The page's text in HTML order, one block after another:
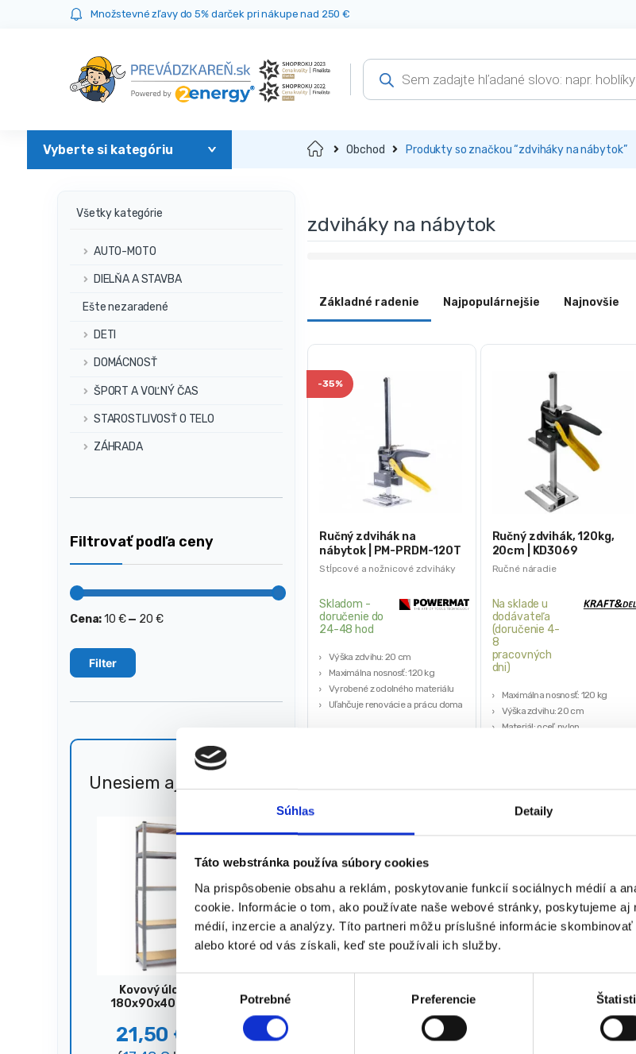
Súhlas Detaily
Táto webstránka používa súbory cookies
Na prispôsobenie obsahu a reklám, poskytovanie funkcií sociálnych médií a
cookie. Informácie o tom, ako používate naše webové stránky, poskytujeme
médií, inzercie a analýzy. Títo partneri môžu príslušné informácie
alebo ktoré od vás získali, keď ste používali ich služby.
e
Potrebné Preferencie
Množstevné zľavy do 5% darček pri nákupe nad 250 €
Products
search
Domov Obchod Produkty so značkou “zdviháky na nábytok”
zdviháky na nábytok
Základné radenie Najpopulárnejšie Najnovšie
Stĺpcové a nožnicové zdviháky
-35%
Ručný zdvihák na
nábytok | PM-PRDM-120T
Skladom -
doručenie do
24-48 hod
Výška zdvihu: 20 cm
Maximálna nosnosť: 120 kg
Vyrobené z odolného materiálu
Uľahčuje renovácie a prácu doma
★★★★★
Ručné náradie
Ručný zdvihák, 120kg,
20cm | KD3069
Na sklade u
dodávateľa
(doručenie 4-
8
pracovných
dni)
Maximálna nosnosť: 120 kg
Výška zdvihu: 20 cm
Materiál: oceľ, nylon
11,00€
8,94€bez DPH)
★★★★★
Zobrazujú sa 2 výsledky
Všetky kategórie
AUTO-MOTO
DIELŇA A STAVBA
Ešte nezaradené
DETI
DOMÁCNOSŤ
ŠPORT A VOĽNÝ ČAS
STAROSTLIVOSŤ O TELO
ZÁHRADA
Filtrovať podľa ceny
Minimálna
Maximálna
Filter
Cena:10 €— 20 €
Unesiem aj 🐎 51%
Kovový úložný regál,
180x90x40 cm, 875 kg,
21,50 €